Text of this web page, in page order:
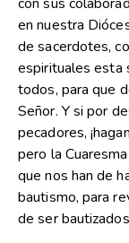
en nuestra
de sacerdotes,
espirituales esta
todos, para que
Señor. Y si por
pecadores,
pero la
que nos han de
bautismo, para
de ser